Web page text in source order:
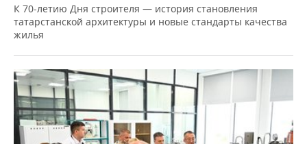
К 70-летию Дня строителя — история становления
татарстанской архитектуры и новые стандарты качества
жилья